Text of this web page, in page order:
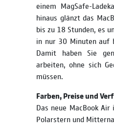
einem MagSafe-
hinaus glänzt das
bis zu 18 Stun­den, es
in nur 30 Minuten auf
Damit haben Sie
arbeiten, ohne sich
müssen.
Farben, Preise und
Das neue MacBook
Polarstern und